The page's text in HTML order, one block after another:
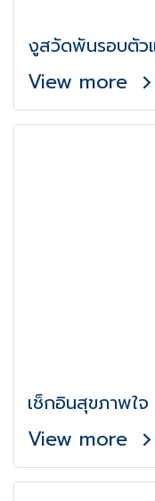
งูสวัดพันรอบตัว
View more
เช็กอินสุขภาพใ
View more